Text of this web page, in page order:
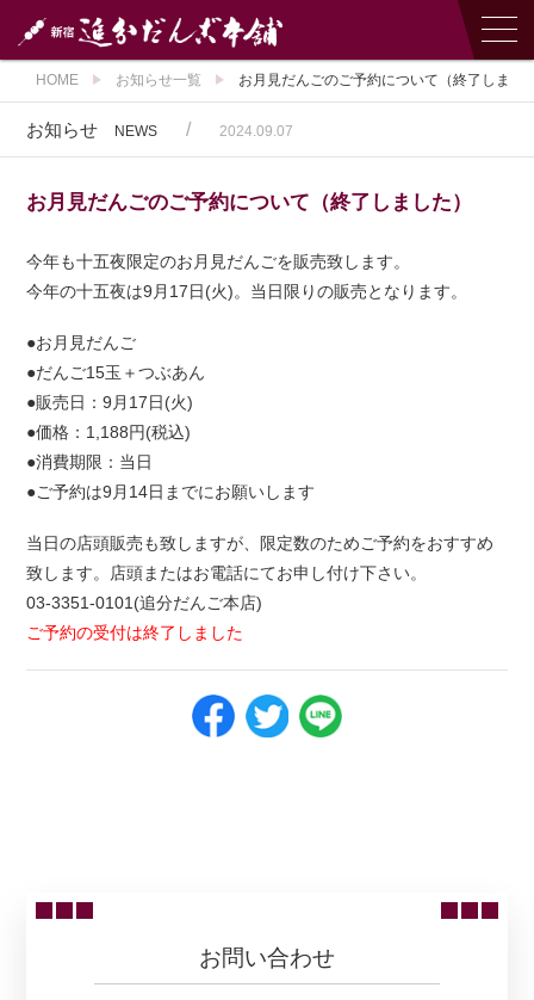
HOME お知らせ一覧 お月見だんごのご予約について（終了しまし
お知らせ NEWS / 2024.09.07
お月見だんごのご予約について（終了しました）
今年も十五夜限定のお月見だんごを販売致します。
今年の十五夜は9月17日(火)。当日限りの販売となります。
●お月見だんご
●だんご15玉＋つぶあん
●販売日：9月17日(火)
●価格：1,188円(税込)
●消費期限：当日
●ご予約は9月14日までにお願いします
当日の店頭販売も致しますが、限定数のためご予約をおすすめ
致します。店頭またはお電話にてお申し付け下さい。
03-3351-0101(追分だんご本店)
ご予約の受付は終了しました
お問い合わせ